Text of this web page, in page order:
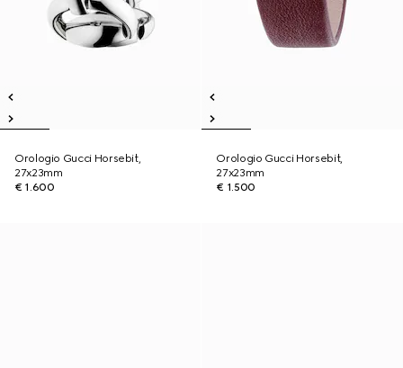
Orologio Gucci Horsebit,
27x23mm
€ 1.600
Orologio Gucci Horsebit,
27x23mm
€ 1.500